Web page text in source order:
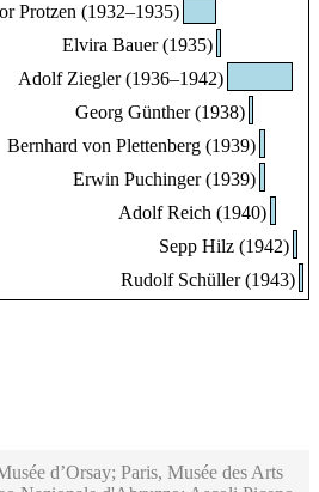
Protzen (1932–1935)
Elvira Bauer (1935)
Adolf Ziegler (1936–1942)
Georg Günther (1938)
Bernhard von Plettenberg (1939)
Erwin Puchinger (1939)
Adolf Reich (1940)
Sepp Hilz (1942)
Rudolf Schüller (1943)
d’Orsay; Paris, Musée des Arts